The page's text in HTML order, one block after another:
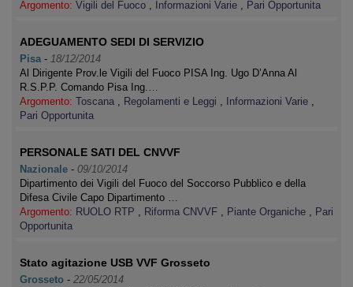
Argomento: Vigili del Fuoco , Informazioni Varie , Pari Opportunita
ADEGUAMENTO SEDI DI SERVIZIO
Pisa - 18/12/2014
Al Dirigente Prov.le Vigili del Fuoco PISA Ing. Ugo D’Anna Al
R.S.P.P. Comando Pisa Ing.…
Argomento: Toscana , Regolamenti e Leggi , Informazioni Varie ,
Pari Opportunita
PERSONALE SATI DEL CNVVF
Nazionale - 09/10/2014
Dipartimento dei Vigili del Fuoco del Soccorso Pubblico e della
Difesa Civile Capo Dipartimento …
Argomento: RUOLO RTP , Riforma CNVVF , Piante Organiche , Pari
Opportunita
Stato agitazione USB VVF Grosseto
Grosseto - 22/05/2014